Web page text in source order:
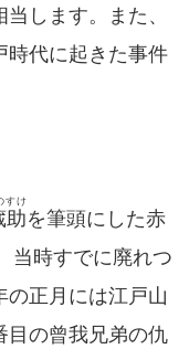
します。また、
時代に起きた事件
助
すけ
を筆頭にした赤
当時すでに廃れつ
正月には江戸山
目の曾我兄弟の仇